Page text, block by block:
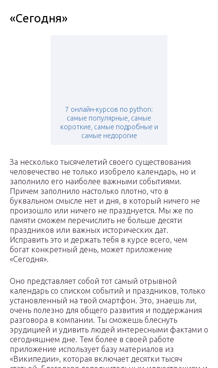
«Сегодня»
7 онлайн-курсов по python:
самые популярные, самые
короткие, самые подробные и
самые недорогие
За несколько тысячелетий своего существования
человечество не только изобрело календарь, но и
заполнило его наиболее важными событиями.
Причем заполнило настолько плотно, что в
буквальном смысле нет и дня, в который ничего не
произошло или ничего не празднуется. Мы же по
памяти сможем перечислить не больше десяти
праздников или важных исторических дат.
Исправить это и держать тебя в курсе всего, чем
богат конкретный день, может приложение
«Сегодня».
Оно представляет собой тот самый отрывной
календарь со списком событий и праздников, только
установленный на твой смартфон. Это, знаешь ли,
очень полезно для общего развития и поддержания
разговора в компании. Ты сможешь блеснуть
эрудицией и удивить людей интересными фактами о
сегодняшнем дне. Тем более в своей работе
приложение использует базу материалов из
«Википедии», которая включает десятки тысяч